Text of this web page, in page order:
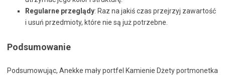
Regularne przeglądy: Raz na jakiś czas przejrzyj zawartość
i usuń przedmioty, które nie są już potrzebne.
Podsumowanie
Podsumowując, Anekke mały portfel Kamienie Dżety portmonetka